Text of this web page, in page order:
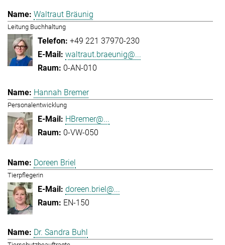
Waltraut Bräunig
Leitung Buchhaltung
+49 221 37970-230
waltraut.braeunig@...
0-AN-010
Hannah Bremer
Personalentwicklung
HBremer@...
0-VW-050
Doreen Briel
Tierpflegerin
doreen.briel@...
EN-150
Dr. Sandra Buhl